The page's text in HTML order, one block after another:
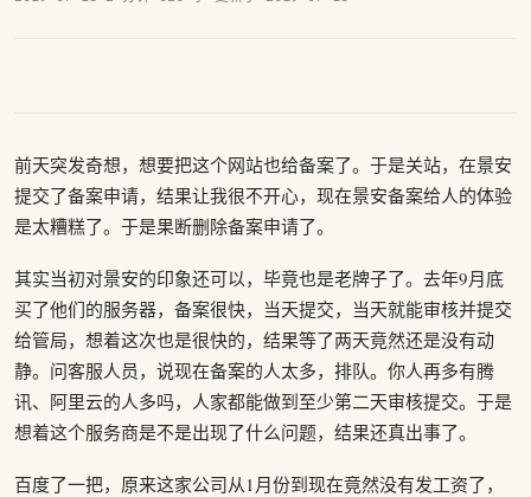
前天突发奇想，想要把这个网站也给备案了。于是关站，在景安
提交了备案申请，结果让我很不开心，现在景安备案给人的体验
是太糟糕了。于是果断删除备案申请了。
其实当初对景安的印象还可以，毕竟也是老牌子了。去年9月底
买了他们的服务器，备案很快，当天提交，当天就能审核并提交
给管局，想着这次也是很快的，结果等了两天竟然还是没有动
静。问客服人员，说现在备案的人太多，排队。你人再多有腾
讯、阿里云的人多吗，人家都能做到至少第二天审核提交。于是
想着这个服务商是不是出现了什么问题，结果还真出事了。
百度了一把，原来这家公司从1月份到现在竟然没有发工资了，